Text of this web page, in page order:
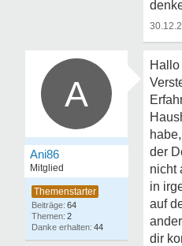
A
Ani86
Mitglied
64
2
44
der
nicht
in
auf
dir